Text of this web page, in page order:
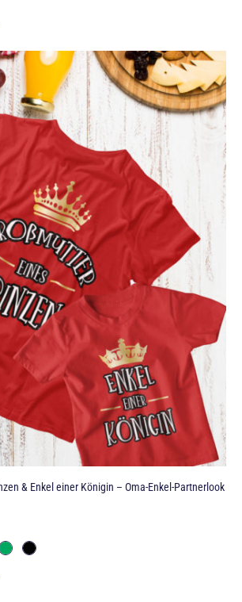
& Enkel einer Königin – Oma-Enkel-Partnerlook